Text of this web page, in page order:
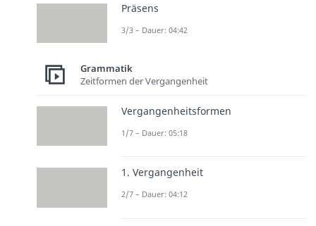
Präsens
3/3 – Dauer: 04:42
Grammatik
Zeitformen der Vergangenheit
Vergangenheitsformen
1/7 – Dauer: 05:18
1. Vergangenheit
2/7 – Dauer: 04:12